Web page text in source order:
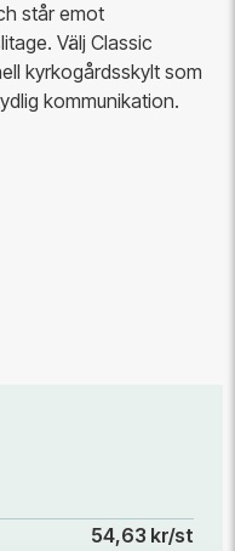
står emot
Välj Classic
kyrkogårdsskylt som
kommunikation.
54,63 kr/st